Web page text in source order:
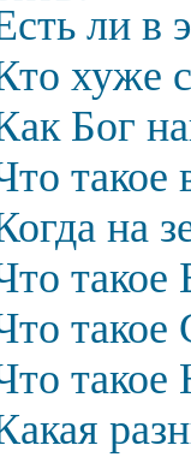
ли в
хуже
Бог
такое
на
такое
такое
такое